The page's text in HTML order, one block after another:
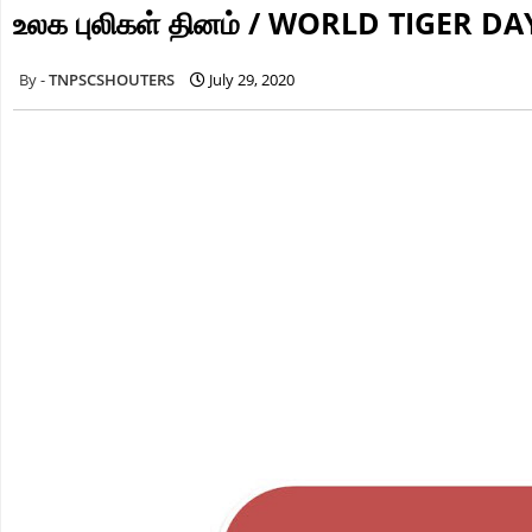
உலக புலிகள் தினம் / WORLD TIGER
TNPSCSHOUTERS July 29, 2020